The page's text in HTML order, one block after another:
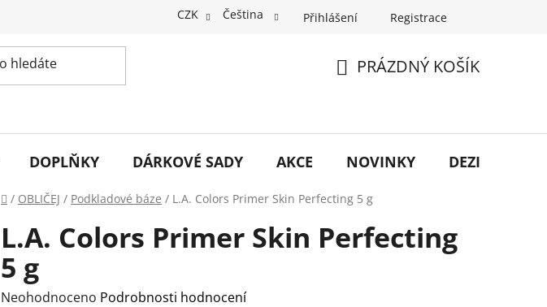
CZK Čeština Přihlášení Registrace
PRÁZDNÝ KOŠÍK
DOPLŇKY DÁRKOVÉ SADY AKCE NOVINKY DEZINFEKCE
Domů
/ OBLIČEJ / Podkladové báze / L.A. Colors Primer Skin Perfecting 5 g
L.A. Colors Primer Skin Perfecting
5 g
Průměrné
Neohodnoceno Podrobnosti hodnocení